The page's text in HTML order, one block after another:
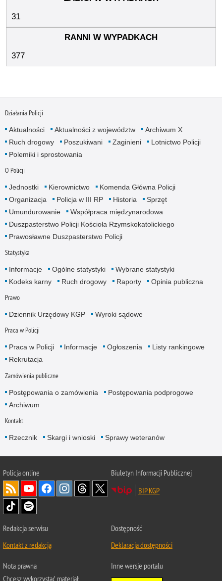
31
377
Działania Policji
Aktualności Aktualności z województw
Archiwum X
Ruch drogowy
Poszukiwani Zaginieni
Lotnictwo Policji
Polemiki i sprostowania
O Policji
Jednostki Kierownictwo
Komenda Główna Policji
Organizacja
Policja w III RP Historia
Sprzęt
Umundurowanie
Współpraca międzynarodowa
Duszpasterstwo Policji Kościoła Rzymskokatolickiego
Prawosławne Duszpasterstwo Policji
Statystyka
Informacje Ogólne statystyki
Wybrane statystyki
Kodeks karny
Ruch drogowy Raporty Opinia publiczna
Prawo
Dziennik Urzędowy KGP Wyroki sądowe
Praca w Policji
Praca w Policji Informacje Ogłoszenia
Listy rankingowe
Rekrutacja
Zamówienia publiczne
Postępowania o zamówienia
Postępowania podprogowe
Archiwum
Kontakt
Rzecznik Skargi i wnioski Sprawy weteranów
Policjaonline
Biuletyn Informacji Publicznej
BIP KGP
Redakcja serwisu
Kontakt z redakcją
Dostępność
Deklaracja dostępności
Nota prawna
Chcesz wykorzystać materiał
Inne wersje portalu